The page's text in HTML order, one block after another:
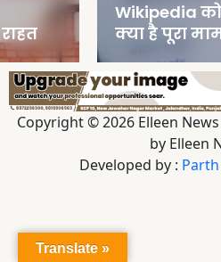
Wikipedia को भारत
क्या है पूरा मामला
Copyright © 2026 Elleen
by Elleen
Developed by :
Translate »